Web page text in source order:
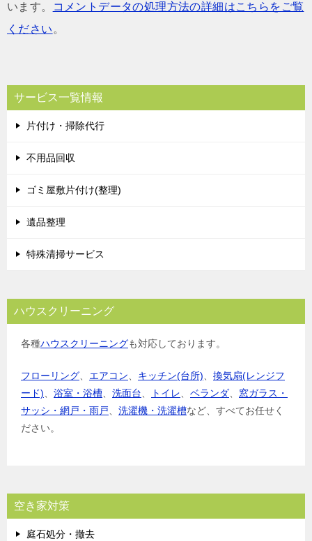
います。
コメントデータの処理方法の詳細はこちらをご覧
ください 。
サービス一覧情報
片付け・掃除代行
不用品回収
ゴミ屋敷片付け(整理)
遺品整理
特殊清掃サービス
ハウスクリーニング
各種ハウスクリーニングも対応しております。
フローリング エアコン キッチン(台所)
換気扇(レンジフ
ード)
浴室・浴槽 洗面台 トイレ ベランダ
窓ガラス・
サッシ・網戸・雨戸
洗濯機・洗濯槽など、すべてお任せく
ださい。
空き家対策
庭石処分・撤去